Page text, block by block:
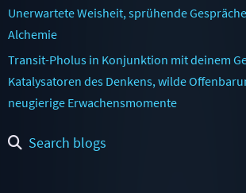
Unerwartete Weisheit, sprühende
Alchemie
Transit-Pholus in Konjunktion mit deinem
Katalysatoren des Denkens, wilde
neugierige Erwachensmomente
Search blogs